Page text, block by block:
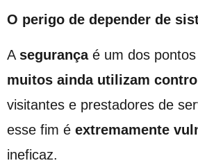
O perigo de depender de
A segurançaé um dos pontos
muitos ainda utilizam
visitantes e prestadores de
esse fim é extremamente
ineficaz.